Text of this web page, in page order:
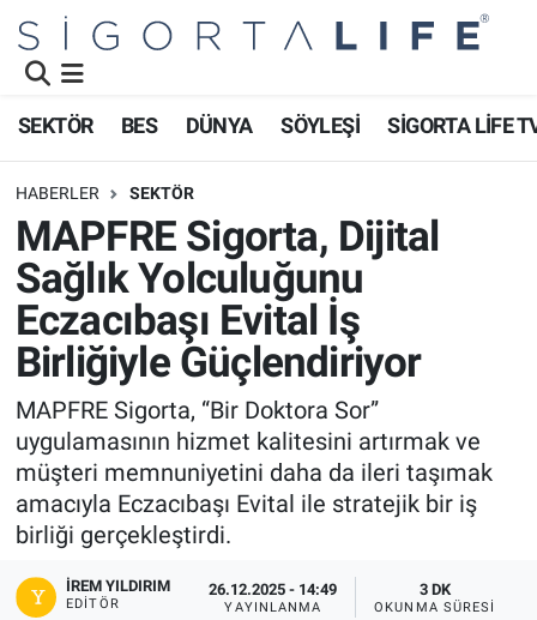
SEKTÖR BES DÜNYA SÖYLEŞİ SİGORTA LİFE
HABERLER SEKTÖR
MAPFRE Sigorta, Dijital
Sağlık Yolculuğunu
Eczacıbaşı Evital İş
Birliğiyle Güçlendiriyor
MAPFRE Sigorta, “Bir Doktora Sor”
uygulamasının hizmet kalitesini artırmak ve
müşteri memnuniyetini daha da ileri taşımak
amacıyla Eczacıbaşı Evital ile stratejik bir iş
birliği gerçekleştirdi.
İREM YILDIRIM
EDITÖR
26.12.2025 - 14:49
YAYINLANMA
3 DK
OKUNMA SÜRESI
Namaz Vakitleri
Trafik Durumu
Süper Lig Puan Durumu ve Fikstür
Tüm Manşetler
Son Dakika Haberleri
Haber Arşivi